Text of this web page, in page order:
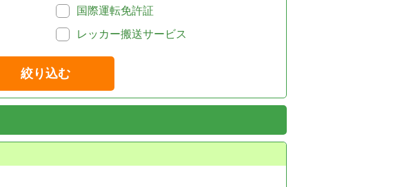
国際運転免許証
レッカー搬送サービス
絞り込む